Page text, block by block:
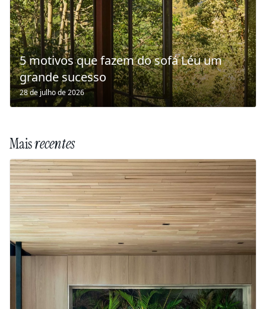
5 motivos que fazem do sofá Léu um
grande sucesso
28 de julho de 2026
Maisrecentes